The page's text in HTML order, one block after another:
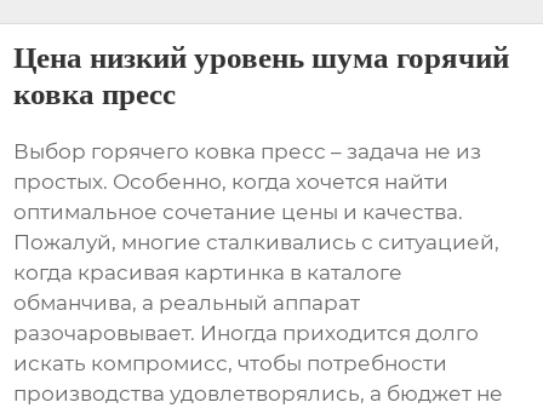
Цена низкий уровень шума горячий
ковка пресс
Выбор горячего ковка пресс – задача не из
простых. Особенно, когда хочется найти
оптимальное сочетание цены и качества.
Пожалуй, многие сталкивались с ситуацией,
когда красивая картинка в каталоге
обманчива, а реальный аппарат
разочаровывает. Иногда приходится долго
искать компромисс, чтобы потребности
производства удовлетворялись, а бюджет не